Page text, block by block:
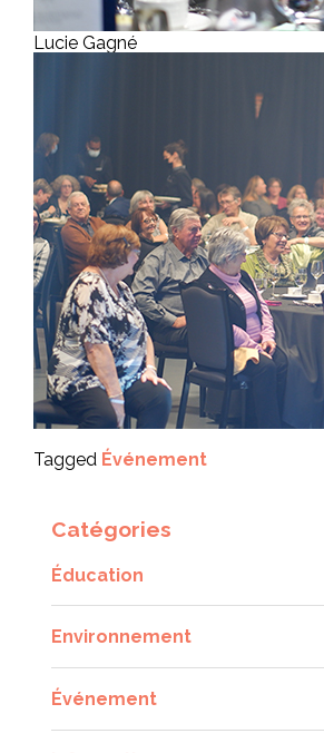
Lucie Gagné
Tagged Événement
Catégories
Éducation
Environnement
Événement